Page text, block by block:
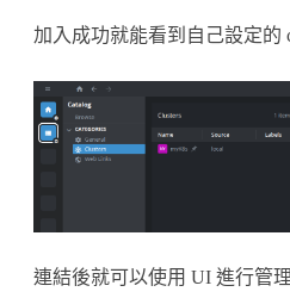
加入成功就能看到自己設定的
連結後就可以使用 UI 進行管